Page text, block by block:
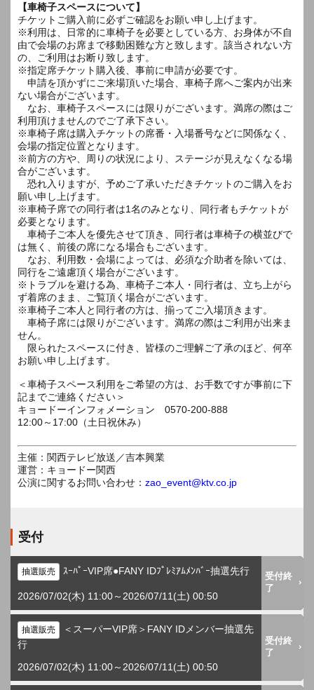
【車椅子スペースについて】
チケットご購入前に必ずご確認をお願い申し上げます。
※利用は、日常的に車椅子を必要としている方、お身体が不自
由で会場のお席まで移動困難な方と致します。該当されない方
の、ご利用はお断り致します。
※指定席チケット購入後、事前に申請が必要です。
申請を頂かずにご来場頂いた場合、車椅子席へご案内が出来
ない場合がございます。
なお、車椅子スペースには限りがございます。満席の際はご
利用頂けませんのでご了承下さい。
※車椅子席は購入チケットの席番・入場番号などに関係なく、
会場の指定位置となります。
※前方の方や、周りの状況により、ステージが見えなくなる場
合がございます。
恐れ入りますが、予めご了承いただきチケットのご購入をお
願い申し上げます。
※車椅子席での同行者は1名のみとなり、同行者もチケットが
必要となります。
車椅子ご本人を優先させて頂き、同行者は車椅子の横並びで
は無く、前後の席になる場合もございます。
なお、利用数・会場によっては、必須な介助者を除いては、
同行をご遠慮頂く場合がございます。
※トラブルを避ける為、車椅子ご本人・同行者は、立ち上がら
ず着席のまま、ご覧頂く場合がございます。
※車椅子ご本人と同行者の方は、揃ってご入場頂きます。
車椅子席には限りがございます。満席の際はご利用が出来ま
せん。
限られたスペースに付き、皆様のご理解ご了承のほど、何卒
お願い申し上げます。
＜車椅子スペース利用をご希望の方は、お手数ですが事前に下
記までご連絡ください＞
キョードーインフォメーション 0570-200-888
12:00～17:00（土日祝休み）
主催：関西テレビ放送／吉本興業
運営：キョードー関西
公演に関するお問い合わせ： zao_event@ktv.co.jp
受付
抽選販売 ｽｰﾊﾟｰVIP席●FANY IDﾌﾟﾚﾐｱﾑﾒﾝﾊﾞｰ抽選先行
2026/07/02(木) 11:00～2026/07/11(土) 00:50
受付終
了
抽選販売
＜スーパーVIP席＞FANY IDメンバー抽選先
行
2026/07/02(木) 11:00～2026/07/11(土) 00:50
受付終
了